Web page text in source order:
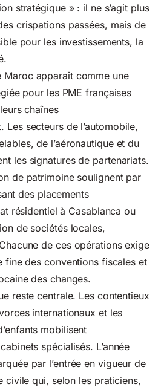
stratégique » : il ne s’agit plus
crispations passées, mais de
pour les investissements, la
Maroc apparaît comme une
pour les PME françaises
chaînes
Les secteurs de l’automobile,
de l’aéronautique et du
les signatures de partenariats.
de patrimoine soulignent par
des placements
résidentiel à Casablanca ou
de sociétés locales,
de ces opérations exige
fine des conventions fiscales et
des changes.
reste centrale. Les contentieux
internationaux et les
mobilisent
spécialisés. L’année
par l’entrée en vigueur de
civile qui, selon les praticiens,